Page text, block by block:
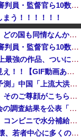
韓国サッカー協会 2011～12年に外国人審判員・監督官ら10数人を性接待（W杯予選、五輪予選が含まれる）国会議員が事実確認
う！！！！！！
もないな
・
・・
中国外務省「日本は原爆落とされて当然。どの国も同情なんかしない」
韓国サッカー協会 2011～12年に外国人審判員・監督官ら10数人を性接待（W杯予選、五輪予選が含まれる）国会議員が事実確認
ボケて史上最強の作品 【画像】ボケて史上最強の作品、ついに決まるｗｗｗｗｗｗｗｗ
鈴木奈穂子アナ 袖口からインナーチラ見え！！【GIF動画あり】
中国「台風接近！」台風13号「三峡直撃予測」中国「上流大洪水！（三峡上流」中国都市「8/5の映像（動画」三峡ダム「緊急放流（決壊危機」中国「下流大水害（震え声」→
【画像】ミスマガジンのベスト10が選出、そのご尊顔がこちらｗｗｗｗｗｗ
小学館『マンガワン』騒動、第三者委員会の調査結果を公表「今後、倫理的に許容することができないと判断した作家は使わない」
【悲報】40度超えで働くゴミ収集員さん、コンビニで水分補給しただけで市民からブチギレられてしまう
【株式投資】 韓国で「真夏の世の夢」崩壊、若者中心に多くの人が「人生オワタ」―中国メディア